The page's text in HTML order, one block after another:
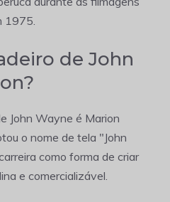
1975.
de John
John Wayne é Marion
o nome de tela "John
como forma de criar
e comercializável.